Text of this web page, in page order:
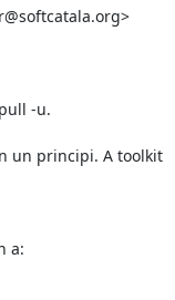
-u.
un principi. A toolkit